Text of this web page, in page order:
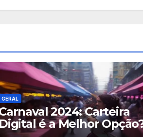
GERAL
2024: Carteira
Digital é a Melhor